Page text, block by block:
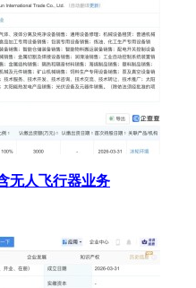
无人飞行器业务